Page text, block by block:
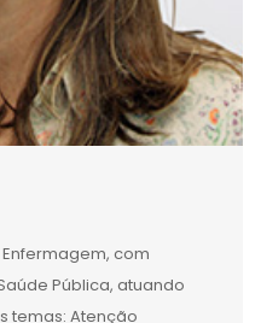
com
Pública, atuando
temas: Atenção